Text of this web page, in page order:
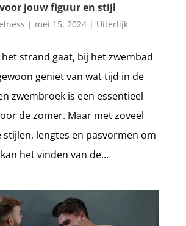
jouw figuur en stijl
| mei 15, 2024| Uiterlijk
strand gaat, bij het zwembad
geniet van wat tijd in de
zwembroek is een essentieel
de zomer. Maar met zoveel
stijlen, lengtes en pasvormen om
het vinden van de...